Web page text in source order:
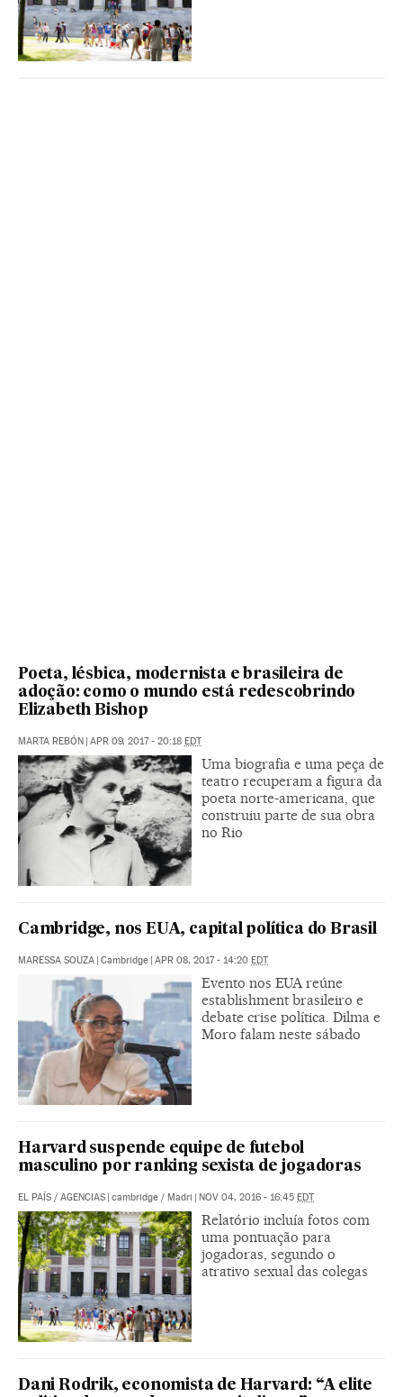
Poeta, lésbica, modernista e brasileira de
adoção: como o mundo está redescobrindo
Elizabeth Bishop
MARTA REBÓN | APR 09, 2017 - 20:18 EDT
Uma biografia e uma peça de
teatro recuperam a figura da
poeta norte-americana, que
construiu parte de sua obra
no Rio
Cambridge, nos EUA, capital política do Brasil
MARESSA SOUZA | Cambridge | APR 08, 2017 - 14:20 EDT
Evento nos EUA reúne
establishment brasileiro e
debate crise política. Dilma e
Moro falam neste sábado
Harvard suspende equipe de futebol
masculino por ranking sexista de jogadoras
EL PAÍS / AGENCIAS | cambridge / Madri | NOV 04, 2016 - 16:45 EDT
Relatório incluía fotos com
uma pontuação para
jogadoras, segundo o
atrativo sexual das colegas
Dani Rodrik, economista de Harvard: “A elite